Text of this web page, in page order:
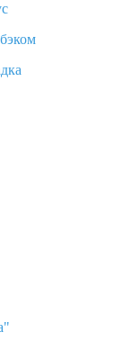
получить и
доставки и